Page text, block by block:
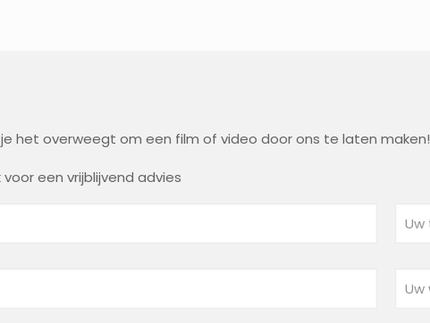
het overweegt om een film of video door ons te laten maken!
een vrijblijvend advies